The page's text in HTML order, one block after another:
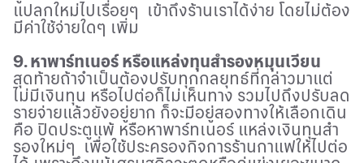
แปลกใหม่ไปเรื่อยๆ เข้าถึงร้านเราได้ง่าย โดยไม่ต้อง
มีค่าใช้จ่ายใดๆ เพิ่ม
9. หาพาร์ทเนอร์ หรือแหล่งทุนสำรองหมุนเวียน
สุดท้ายถ้าจำเป็นต้องปรับทุกกลยุทธ์ที่กล่าวมาแต่
ไม่มีเงินทุน หรือไปต่อก็ไม่เห็นทาง รวมไปถึงปรับลด
รายจ่ายแล้วยังอยู่ยาก ก็จะมีอยู่สองทางให้เลือกเดิน
คือ ปิดประตูแพ้ หรือหาพาร์ทเนอร์ แหล่งเงินทุนสำ
รองใหม่ๆ เพื่อใช้ประครองกิจการร้านกาแฟให้ไปต่อ